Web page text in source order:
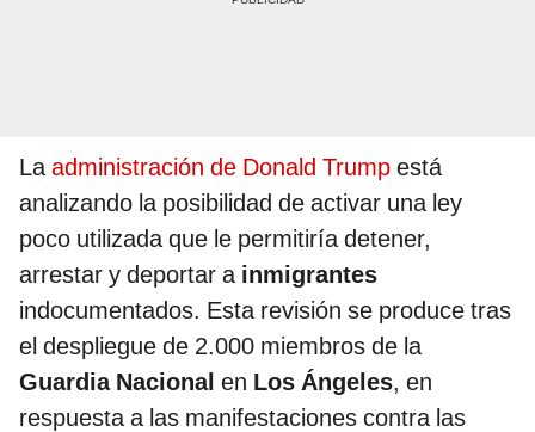
Laadministración de Donald Trump está
analizando la posibilidad de activar una ley
poco utilizada que le permitiría detener,
arrestar y deportar a inmigrantes
indocumentados. Esta revisión se produce tras
el despliegue de 2.000 miembros de la
Guardia Nacional en Los Ángeles, en
respuesta a las manifestaciones contra las